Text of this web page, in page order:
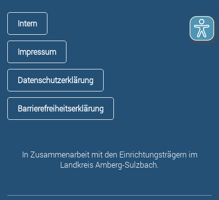
Intern
Impressum
Datenschutzerklärung
Barrierefreiheitserklärung
In Zusammenarbeit mit den Einrichtungsträgern im
Landkreis Amberg-Sulzbach.